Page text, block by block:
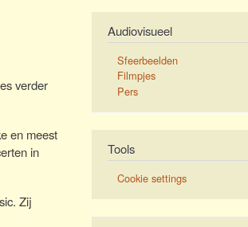
verder
en meest
in
Zij
Audiovisueel
Sfeerbeelden
Filmpjes
Pers
Tools
Cookie settings